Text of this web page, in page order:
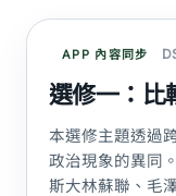
APP 內容同步
選修一：比
本選修主題透過
政治現象的異同
斯大林蘇聯、毛